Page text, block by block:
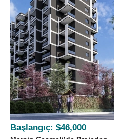
Başlangıç: $46,000